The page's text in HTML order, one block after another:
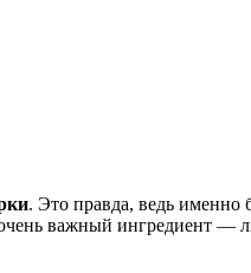
. Это правда, ведь именно
важный ингредиент —